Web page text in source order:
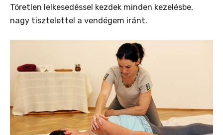
Töretlen lelkesedéssel kezdek minden kezelésbe,
nagy tisztelettel a vendégem iránt.